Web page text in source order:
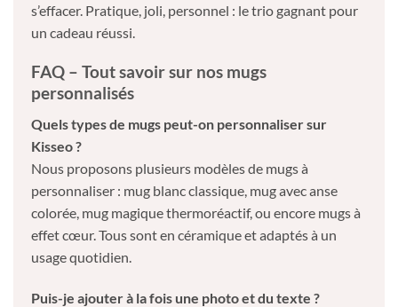
s’effacer. Pratique, joli, personnel : le trio gagnant pour
un cadeau réussi.
FAQ – Tout savoir sur nos mugs
personnalisés
Quels types de mugs peut-on personnaliser sur
Kisseo ?
Nous proposons plusieurs modèles de mugs à
personnaliser : mug blanc classique, mug avec anse
colorée, mug magique thermoréactif, ou encore mugs à
effet cœur. Tous sont en céramique et adaptés à un
usage quotidien.
Puis-je ajouter à la fois une photo et du texte ?